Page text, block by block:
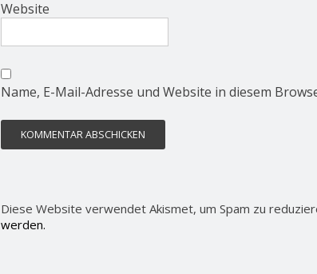
Website
Name, E-Mail-Adresse und Website in diesem
Diese Website verwendet Akismet, um Spam zu
werden.